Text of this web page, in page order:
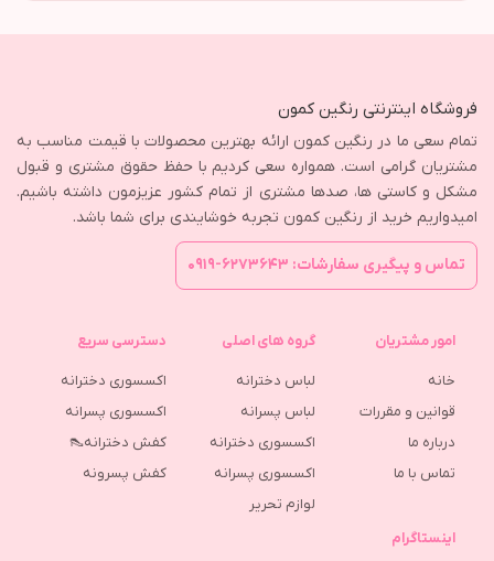
فروشگاه اینترنتی رنگین کمون
تمام سعی ما در رنگین کمون ارائه بهترین محصولات با قیمت مناسب به
مشتریان گرامی است. همواره سعی کردیم با حفظ حقوق مشتری و قبول
مشکل و کاستی ها، صدها مشتری از تمام کشور عزیزمون داشته باشیم.
امیدواریم خرید از رنگین کمون تجربه خوشایندی برای شما باشد.
تماس و پیگیری سفارشات: ۶۲۷۳۶۴۳-۰۹۱۹
امور مشتریان
خانه
قوانین و مقررات
درباره ما
تماس با ما
گروه های اصلی
لباس دخترانه
لباس پسرانه
اکسسوری دخترانه
اکسسوری پسرانه
لوازم تحریر
دسترسی سریع
اکسسوری دخترانه
اکسسوری پسرانه
کفش دخترانه👠
كفش پسرونه
اینستاگرام